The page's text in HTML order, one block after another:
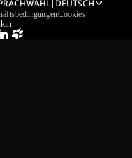
| DEUTSCH
Cookies